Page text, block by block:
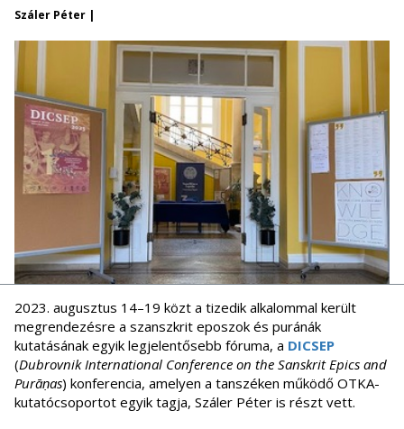
Száler Péter |
2023. augusztus 14–19 közt a tizedik alkalommal került
megrendezésre a szanszkrit eposzok és puránák
kutatásának egyik legjelentősebb fóruma, a DICSEP
(Dubrovnik International Conference on the Sanskrit Epics and
Purāṇas) konferencia, amelyen a tanszéken működő OTKA-
kutatócsoportot egyik tagja, Száler Péter is részt vett.